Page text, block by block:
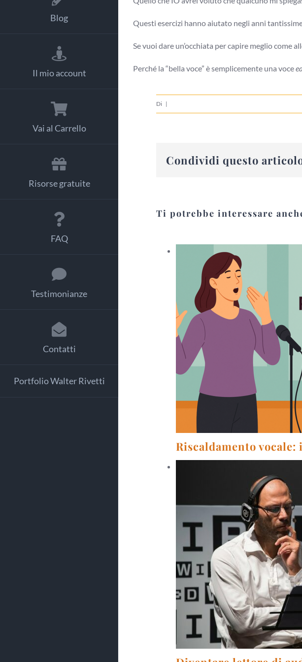
Blog
Il mio account
Vai al Carrello
Risorse gratuite
FAQ
Testimonianze
Contatti
Portfolio Walter Rivetti
Questi esercizi hanno aiutato negli anni
Se vuoi dare un’occhiata per capire meglio come
Perché la “bella voce” è semplicemente una voce
Di |
Condividi questo
Ti potrebbe interessare
Riscaldamento